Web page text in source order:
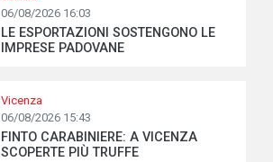
06/08/2026 16:03
LE ESPORTAZIONI SOSTENGONO LE
IMPRESE PADOVANE
Vicenza
06/08/2026 15:43
FINTO CARABINIERE: A VICENZA
SCOPERTE PIÙ TRUFFE